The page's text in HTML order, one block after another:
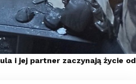
i jej partner zaczynają życie od